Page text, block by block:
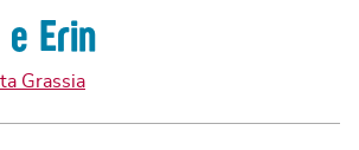
e Erin
Grassia